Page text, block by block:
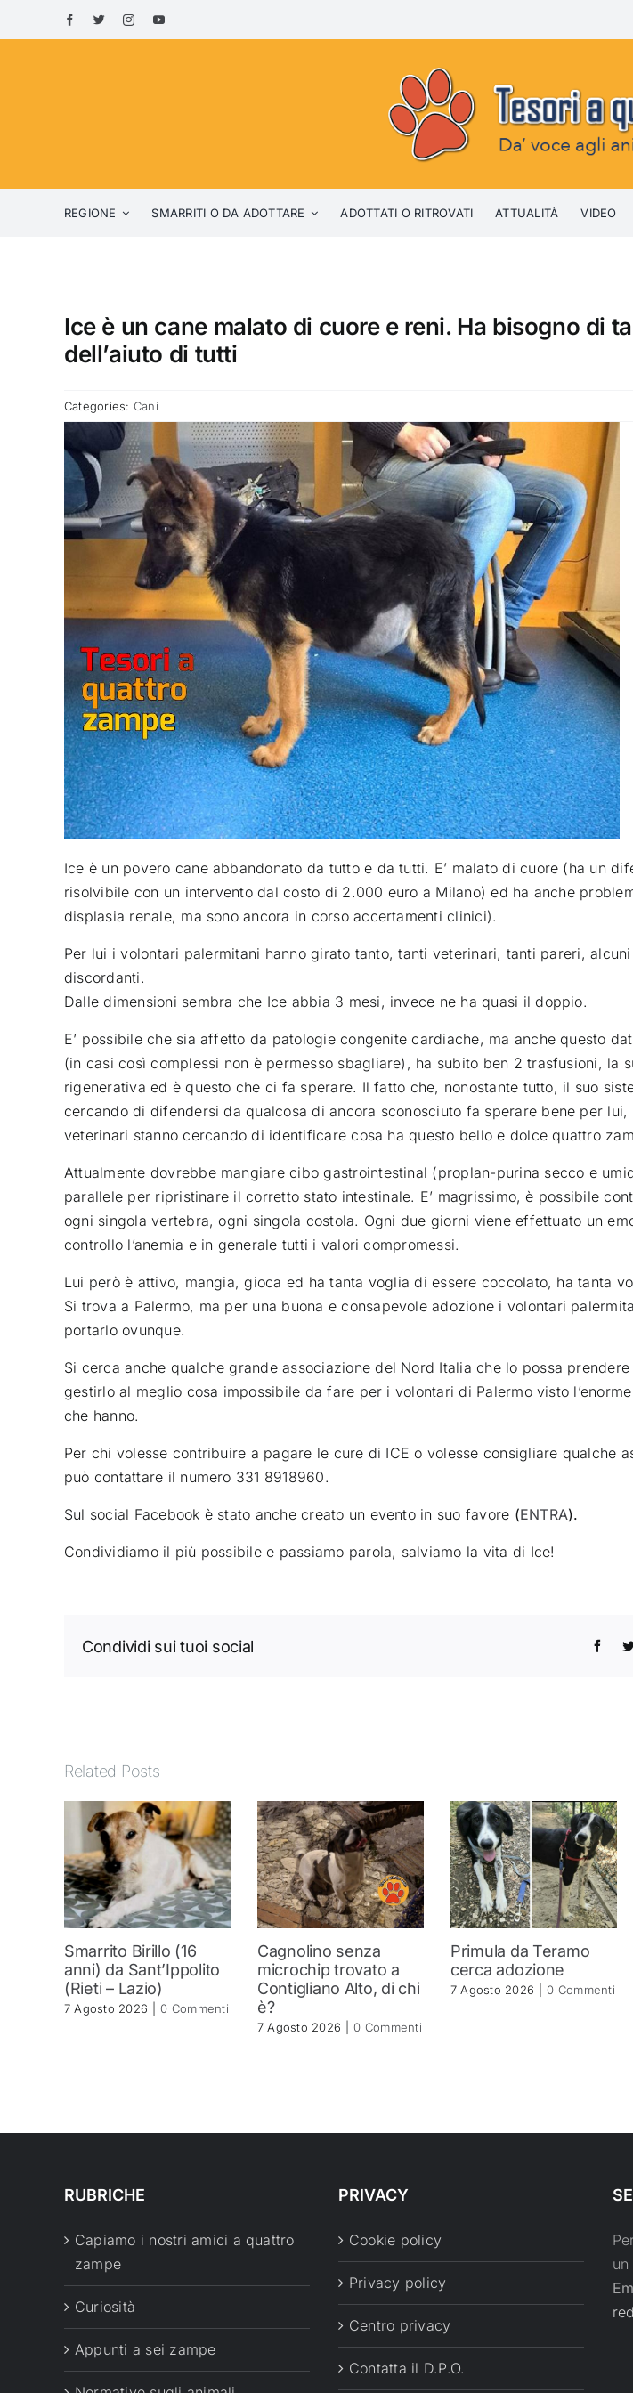
to
REGIONE SMARRITI O DA ADOTTARE ADOTTATI O RITROVATI ATTUALITÀ VIDEO
Ice è un cane malato di cuore e reni. Ha bisogno di
dell’aiuto di tutti
Categories: Cani
Ice è un povero cane abbandonato da tutto e da tutti. E’ malato di cuore (ha un
risolvibile con un intervento dal costo di 2.000 euro a Milano) ed ha anche
displasia renale, ma sono ancora in corso accertamenti clinici).
Per lui i volontari palermitani hanno girato tanto, tanti veterinari, tanti pareri,
discordanti.
Dalle dimensioni sembra che Ice abbia 3 mesi, invece ne ha quasi il doppio.
E’ possibile che sia affetto da patologie congenite cardiache, ma anche questo
(in casi così complessi non è permesso sbagliare), ha subito ben 2 trasfusioni, la
rigenerativa ed è questo che ci fa sperare. Il fatto che, nonostante tutto, il suo
cercando di difendersi da qualcosa di ancora sconosciuto fa sperare bene per lui,
veterinari stanno cercando di identificare cosa ha questo bello e dolce quattro
Attualmente dovrebbe mangiare cibo gastrointestinal (proplan-purina secco e
parallele per ripristinare il corretto stato intestinale. E’ magrissimo, è possibile
ogni singola vertebra, ogni singola costola. Ogni due giorni viene effettuato un
controllo l’anemia e in generale tutti i valori compromessi.
Lui però è attivo, mangia, gioca ed ha tanta voglia di essere coccolato, ha tanta
Si trova a Palermo, ma per una buona e consapevole adozione i volontari
portarlo ovunque.
Si cerca anche qualche grande associazione del Nord Italia che lo possa
gestirlo al meglio cosa impossibile da fare per i volontari di Palermo visto
che hanno.
Per chi volesse contribuire a pagare le cure di ICE o volesse consigliare qualche
può contattare il numero 331 8918960.
Sul social Facebook è stato anche creato un evento in suo favore (ENTRA).
Condividiamo il più possibile e passiamo parola, salviamo la vita di Ice!
Condividi sui tuoi social
Related Posts
Smarrito Birillo (16
anni) da Sant’Ippolito
(Rieti – Lazio)
7 Agosto 2026 0 Commenti
Cagnolino senza
microchip trovato a
Contigliano Alto, di chi
è?
7 Agosto 2026 0 Commenti
Primula da Teramo
cerca adozione
7 Agosto 2026 0 Commenti
RUBRICHE
Capiamo i nostri amici a quattro
zampe
Curiosità
Appunti a sei zampe
PRIVACY
Cookie policy
Privacy policy
Centro privacy
Contatta il D.P.O.